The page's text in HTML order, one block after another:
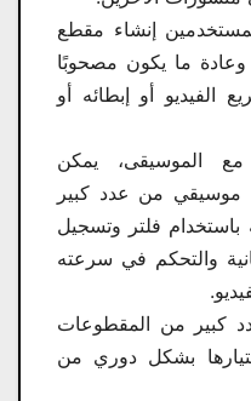
إنشاء مقطع
ما يكون مصحوبًا
الفيديو أو إبطائه أو
الموسيقى، يمكن
موسيقي من عدد كبير
فلتر وتسجيل
فيديو مدته 15 ثانية والتحكم في سرعته
كبير من المقطوعات
بشكل دوري من